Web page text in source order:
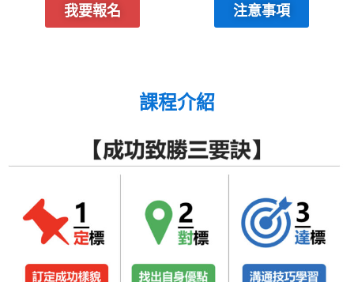
我要報名 注意事項
課程介紹